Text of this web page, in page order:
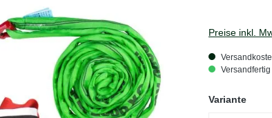
Preise inkl.
Variante